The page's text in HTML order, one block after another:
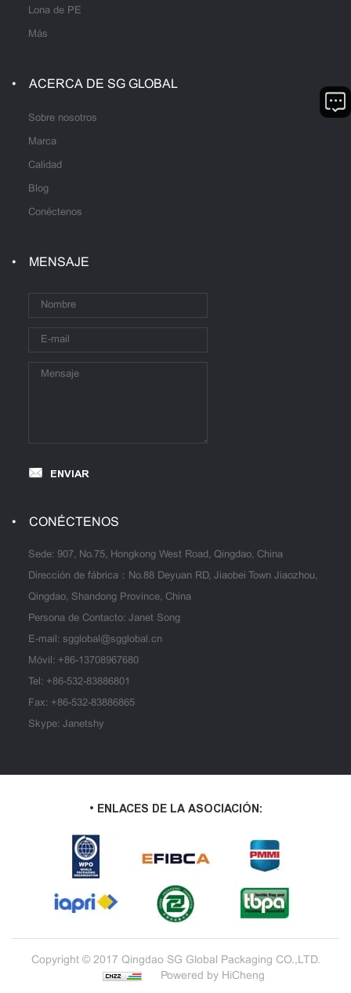
Lona de PE
Más
ACERCA DE SG GLOBAL
Sobre nosotros
Marca
Calidad
Blog
Conéctenos
MENSAJE
ENVIAR
CONÉCTENOS
Sede: 907, No.75, Hongkong West Road, Qingdao, China
Dirección de fábrica：No.88 Deyuan RD, Jiaobei Town Jiaozhou,
Qingdao, Shandong Province, China
Persona de Contacto: Janet Song
E-mail: sgglobal@sgglobal.cn
Móvil: +86-13708967680
Tel: +86-532-83886801
Fax: +86-532-83886865
Skype: Janetshy
• ENLACES DE LA ASOCIACIÓN:
Copyright © 2017 Qingdao SG Global Packaging CO.,LTD.
Powered by HiCheng